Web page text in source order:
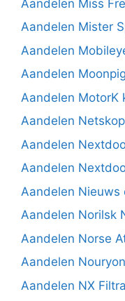
Aandelen Miss
Aandelen Mister
Aandelen
Aandelen
Aandelen MotorK
Aandelen
Aandelen
Aandelen
Aandelen Nieuws
Aandelen Norilsk
Aandelen Norse
Aandelen
Aandelen NX